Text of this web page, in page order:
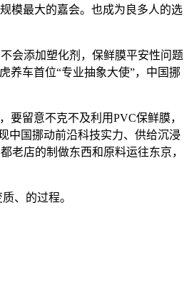
模最大的嘉会。也成为良多人的选
会添加塑化剂，保鲜膜平安性问题
养车首位“专业抽象大使”，中国挪
留意不克不及利用PVC保鲜膜，
中国挪动前沿科技实力、供给沉浸
老店的制做东西和原料运往东京，
、的过程。